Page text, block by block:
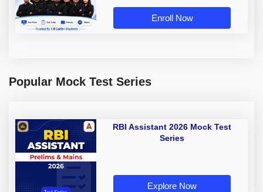
Enroll Now
Popular Mock Test Series
RBI Assistant 2026 Mock Test
Series
Explore Now